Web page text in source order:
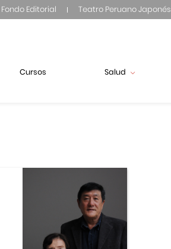
Fondo Editorial Teatro Peruano Japonés
Cursos Salud